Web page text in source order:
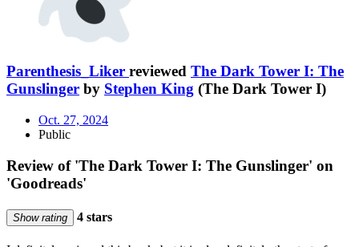
Parenthesis_Liker reviewed The Dark Tower I: The
Gunslinger by Stephen King (The Dark Tower I)
Oct. 27, 2024
Public
Review of 'The Dark Tower I: The Gunslinger' on
'Goodreads'
Show rating 4 stars